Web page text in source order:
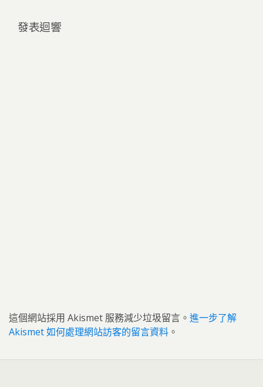
發表迴響
這個網站採用 Akismet 服務減少垃圾留言。 進一步了解
Akismet 如何處理網站訪客的留言資料 。